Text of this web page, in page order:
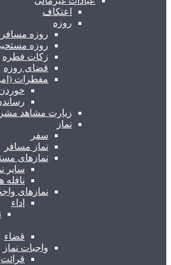
اعتکاف
روزه
روزه مسافر
روزه
زکات فطره
قضای روزه
مفطرات
زیارت مشاهد
نماز
سفر
نماز مسافر
نمازهای
سایر
نافله
نمازهای
اداء
قضاء
واجبات نماز
قرائت